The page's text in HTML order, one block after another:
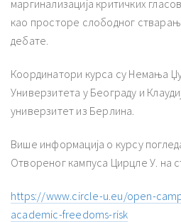
маргинализација критичких
као просторе слободног
дебате.
Координатори курса су Немања
Универзитета у Београду и
универзитет из Берлина.
Више информација о курсу
Отвореног кампуса Цирцле У. на
https://www.circle-u.eu/open-
academic-freedoms-risk